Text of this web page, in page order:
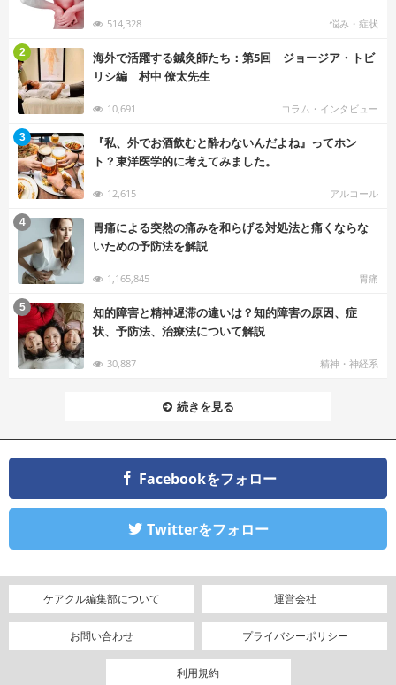
514,328 悩み・症状
海外で活躍する鍼灸師たち：第5回 ジョージア・トビ
リシ編 村中 僚太先生
10,691 コラム・インタビュー
2
『私、外でお酒飲むと酔わないんだよね』ってホン
ト？東洋医学的に考えてみました。
12,615 アルコール
3
胃痛による突然の痛みを和らげる対処法と痛くならな
いための予防法を解説
1,165,845 胃痛
4
知的障害と精神遅滞の違いは？知的障害の原因、症
状、予防法、治療法について解説
30,887 精神・神経系
5
続きを見る
Facebookをフォロー
Twitterをフォロー
ケアクル編集部について 運営会社
お問い合わせ プライバシーポリシー
利用規約